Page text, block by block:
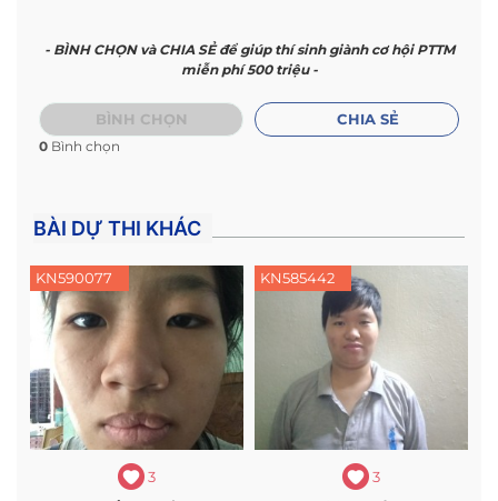
- BÌNH CHỌN và CHIA SẺ để giúp thí sinh giành cơ hội PTTM
miễn phí 500 triệu -
BÌNH CHỌN
0 Bình chọn
CHIA SẺ
BÀI DỰ THI KHÁC
KN590077
3
KN585442
3